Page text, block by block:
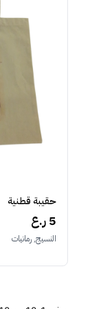
حقيبة قطنية
5 ر.ع
النسيج, رمانيات